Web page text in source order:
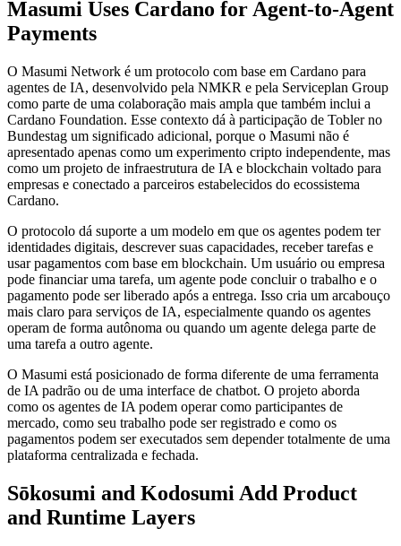
Masumi Uses Cardano for Agent-to-Agent
Payments
O Masumi Network é um protocolo com base em Cardano para
agentes de IA, desenvolvido pela NMKR e pela Serviceplan Group
como parte de uma colaboração mais ampla que também inclui a
Cardano Foundation. Esse contexto dá à participação de Tobler no
Bundestag um significado adicional, porque o Masumi não é
apresentado apenas como um experimento cripto independente, mas
como um projeto de infraestrutura de IA e blockchain voltado para
empresas e conectado a parceiros estabelecidos do ecossistema
Cardano.
O protocolo dá suporte a um modelo em que os agentes podem ter
identidades digitais, descrever suas capacidades, receber tarefas e
usar pagamentos com base em blockchain. Um usuário ou empresa
pode financiar uma tarefa, um agente pode concluir o trabalho e o
pagamento pode ser liberado após a entrega. Isso cria um arcabouço
mais claro para serviços de IA, especialmente quando os agentes
operam de forma autônoma ou quando um agente delega parte de
uma tarefa a outro agente.
O Masumi está posicionado de forma diferente de uma ferramenta
de IA padrão ou de uma interface de chatbot. O projeto aborda
como os agentes de IA podem operar como participantes de
mercado, como seu trabalho pode ser registrado e como os
pagamentos podem ser executados sem depender totalmente de uma
plataforma centralizada e fechada.
Sōkosumi and Kodosumi Add Product
and Runtime Layers